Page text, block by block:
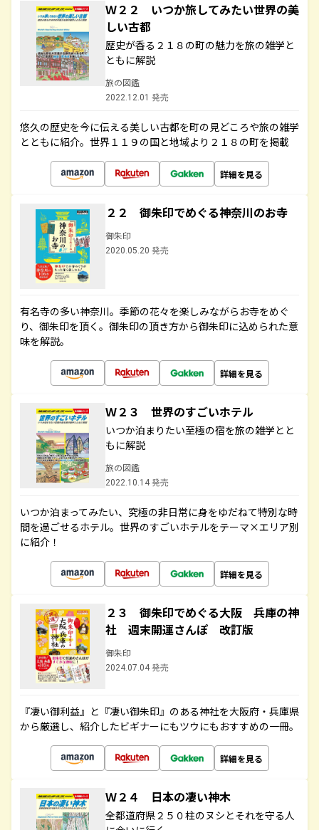
Ｗ２２ いつか旅してみたい世界の美
しい古都
歴史が香る２１８の町の魅力を旅の雑学と
ともに解説
旅の図鑑
2022.12.01 発売
悠久の歴史を今に伝える美しい古都を町の見どころや旅の雑学
とともに紹介。世界１１９の国と地域より２１８の町を掲載
詳細を見る
２２ 御朱印でめぐる神奈川のお寺
御朱印
2020.05.20 発売
有名寺の多い神奈川。季節の花々を楽しみながらお寺をめぐ
り、御朱印を頂く。御朱印の頂き方から御朱印に込められた意
味を解説。
詳細を見る
Ｗ２３ 世界のすごいホテル
いつか泊まりたい至極の宿を旅の雑学とと
もに解説
旅の図鑑
2022.10.14 発売
いつか泊まってみたい、究極の非日常に身をゆだねて特別な時
間を過ごせるホテル。世界のすごいホテルをテーマ×エリア別
に紹介！
詳細を見る
２３ 御朱印でめぐる大阪 兵庫の神
社 週末開運さんぽ 改訂版
御朱印
2024.07.04 発売
『凄い御利益』と『凄い御朱印』のある神社を大阪府・兵庫県
から厳選し、紹介したビギナーにもツウにもおすすめの一冊。
詳細を見る
Ｗ２４ 日本の凄い神木
全都道府県２５０柱のヌシとそれを守る人